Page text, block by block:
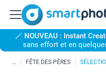
🪄 NOUVEAU : Instant
sans effort et en
FÊTE DES PÈRES